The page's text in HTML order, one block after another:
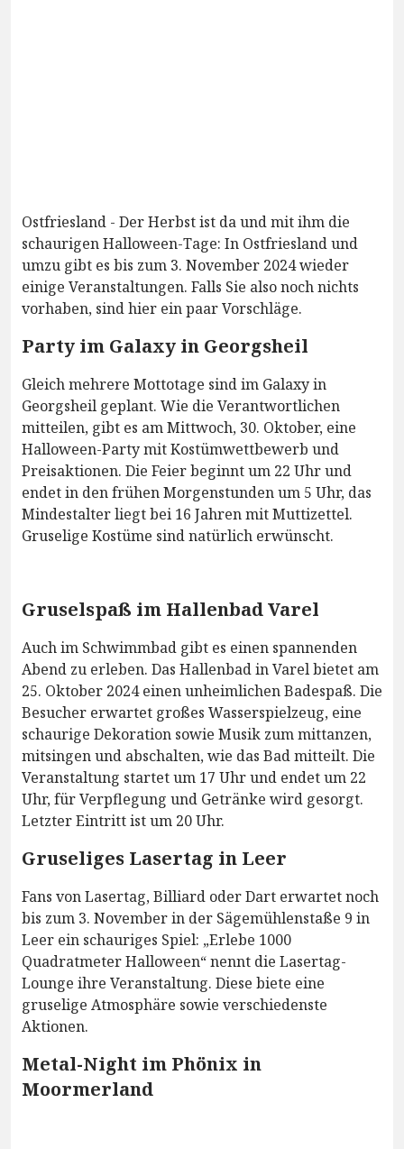
Ostfriesland - Der Herbst ist da und mit ihm die
schaurigen Halloween-Tage: In Ostfriesland und
umzu gibt es bis zum 3. November 2024 wieder
einige Veranstaltungen. Falls Sie also noch nichts
vorhaben, sind hier ein paar Vorschläge.
Party im Galaxy in Georgsheil
Gleich mehrere Mottotage sind im Galaxy in
Georgsheil geplant. Wie die Verantwortlichen
mitteilen, gibt es am Mittwoch, 30. Oktober, eine
Halloween-Party mit Kostümwettbewerb und
Preisaktionen. Die Feier beginnt um 22 Uhr und
endet in den frühen Morgenstunden um 5 Uhr, das
Mindestalter liegt bei 16 Jahren mit Muttizettel.
Gruselige Kostüme sind natürlich erwünscht.
Gruselspaß im Hallenbad Varel
Auch im Schwimmbad gibt es einen spannenden
Abend zu erleben. Das Hallenbad in Varel bietet am
25. Oktober 2024 einen unheimlichen Badespaß. Die
Besucher erwartet großes Wasserspielzeug, eine
schaurige Dekoration sowie Musik zum mittanzen,
mitsingen und abschalten, wie das Bad mitteilt. Die
Veranstaltung startet um 17 Uhr und endet um 22
Uhr, für Verpflegung und Getränke wird gesorgt.
Letzter Eintritt ist um 20 Uhr.
Gruseliges Lasertag in Leer
Fans von Lasertag, Billiard oder Dart erwartet noch
bis zum 3. November in der Sägemühlenstaße 9 in
Leer ein schauriges Spiel: „Erlebe 1000
Quadratmeter Halloween“ nennt die Lasertag-
Lounge ihre Veranstaltung. Diese biete eine
gruselige Atmosphäre sowie verschiedenste
Aktionen.
Metal-Night im Phönix in
Moormerland